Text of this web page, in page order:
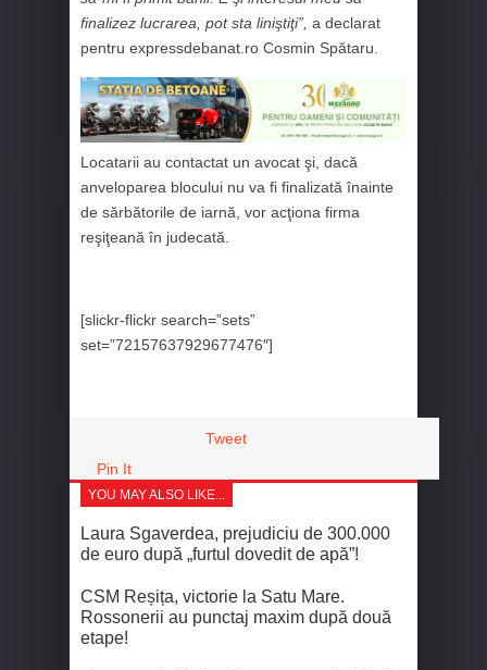
finalizez lucrarea, pot sta liniştiţi”, a declarat
pentru expressdebanat.ro Cosmin Spătaru.
Locatarii au contactat un avocat şi, dacă
anveloparea blocului nu va fi finalizată înainte
de sărbătorile de iarnă, vor acţiona firma
reşiţeană în judecată.
[slickr-flickr search=”sets”
set=”72157637929677476″]
Tweet
Pin It
YOU MAY ALSO LIKE...
Laura Sgaverdea, prejudiciu de 300.000
de euro după „furtul dovedit de apă”!
CSM Reșița, victorie la Satu Mare.
Rossonerii au punctaj maxim după două
etape!